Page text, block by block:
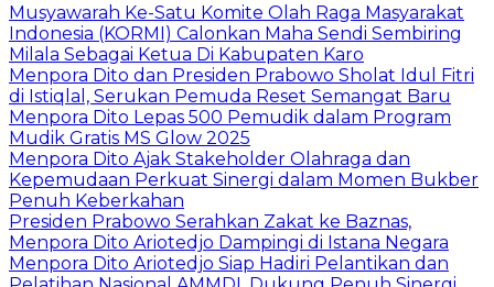
Musyawarah Ke-Satu Komite Olah Raga Masyarakat
Indonesia (KORMI) Calonkan Maha Sendi Sembiring
Milala Sebagai Ketua Di Kabupaten Karo
Menpora Dito dan Presiden Prabowo Sholat Idul Fitri
di Istiqlal, Serukan Pemuda Reset Semangat Baru
Menpora Dito Lepas 500 Pemudik dalam Program
Mudik Gratis MS Glow 2025
Menpora Dito Ajak Stakeholder Olahraga dan
Kepemudaan Perkuat Sinergi dalam Momen Bukber
Penuh Keberkahan
Presiden Prabowo Serahkan Zakat ke Baznas,
Menpora Dito Ariotedjo Dampingi di Istana Negara
Menpora Dito Ariotedjo Siap Hadiri Pelantikan dan